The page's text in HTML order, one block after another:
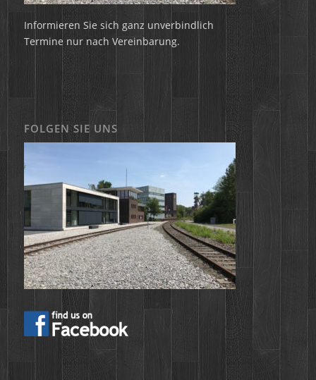
Informieren Sie sich ganz unverbindlich
Termine nur nach Vereinbarung.
FOLGEN SIE UNS